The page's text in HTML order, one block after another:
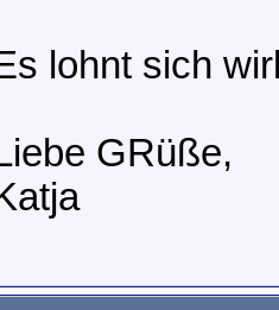
lohnt sich
GRüße,